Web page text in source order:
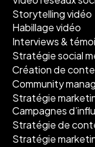
Storytelling vidéo
Habillage vidéo
Interviews &
Stratégie social
Création de
Community
Stratégie
Campagnes
Stratégie de
Stratégie